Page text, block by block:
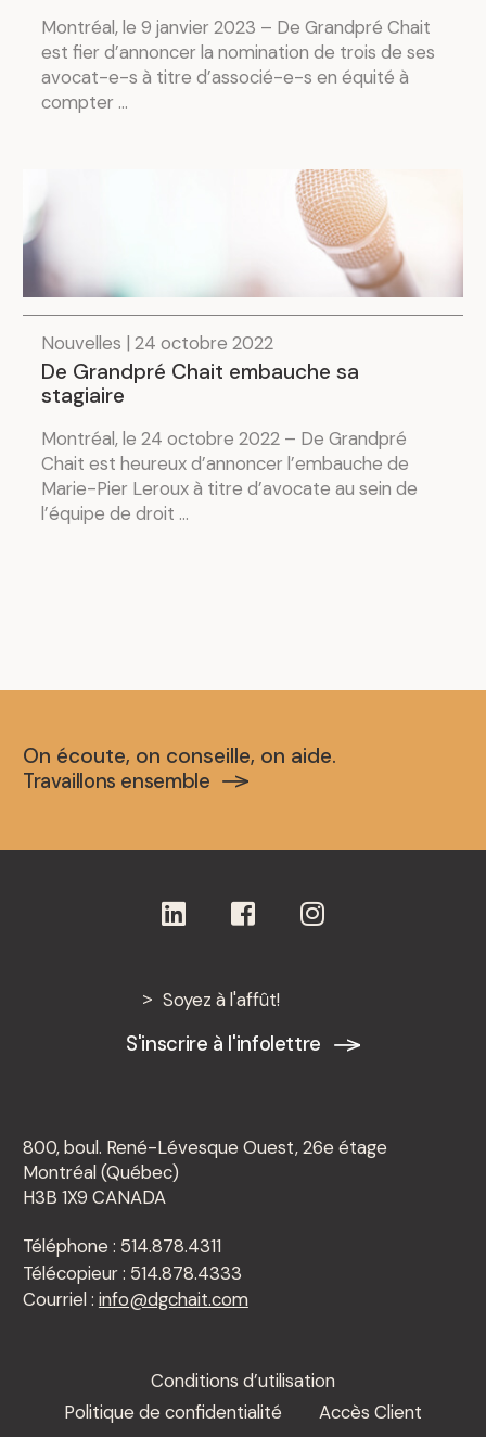
Montréal, le 9 janvier 2023 – De Grandpré Chait
est fier d’annoncer la nomination de trois de ses
avocat-e-s à titre d’associé-e-s en équité à
compter ...
Nouvelles | 24 octobre 2022
De Grandpré Chait embauche sa
stagiaire
Montréal, le 24 octobre 2022 – De Grandpré
Chait est heureux d’annoncer l’embauche de
Marie-Pier Leroux à titre d’avocate au sein de
l’équipe de droit ...
On écoute, on conseille, on aide.
Travaillons ensemble
Soyez à l'affût!
S'inscrire à l'infolettre
800, boul. René-Lévesque Ouest, 26e étage
Montréal (Québec)
H3B 1X9 CANADA
Téléphone : 514.878.4311
Télécopieur : 514.878.4333
Courriel : info@dgchait.com
Conditions d’utilisation
Politique de confidentialité
Accès Client